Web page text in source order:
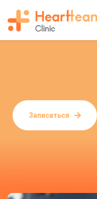
Записаться